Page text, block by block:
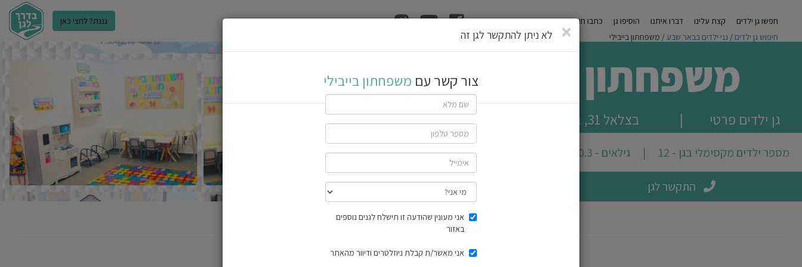
גננת? לחצי כאן חפשו גן ילדים קצת עלינו דברו איתנו הוסיפו גן כתבו חוות דעת מגזין
הוצאת רשיון גן
חיפוש גן ילדים / גני ילדים בבאר שבע / משפחתון בייבילי
ג
ן
א
ע
י
ל
משפחתון בייבילי
בצלאל 31, באר שבע | גן ילדים פרטי
מספר ילדים מקסימלי בגן - 12 | גילאים - 0.3 עד 3.0 יחס אנשי צוות:ילדים - 4
התקשר לגן
סגירהלא ניתן להתקשר לגן זה
צור קשר עם משפחתון בייבילי
אני מעונין שהודעה זו תישלח לגנים נוספים
באזור
אני מאשר/ת קבלת ניוזלטרים ודיוור מהאתר